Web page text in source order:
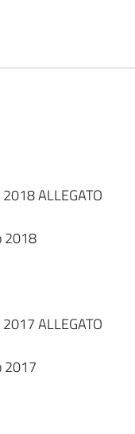
ALLEGATO
2018
ALLEGATO
2017